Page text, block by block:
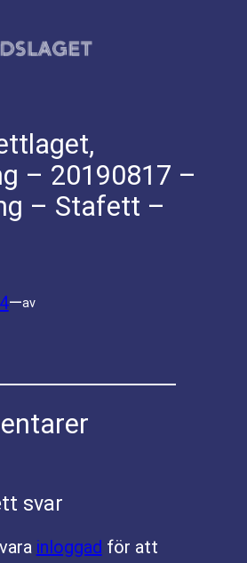
– 20190817 –
– Stafett –
—av
svar
inloggad för att